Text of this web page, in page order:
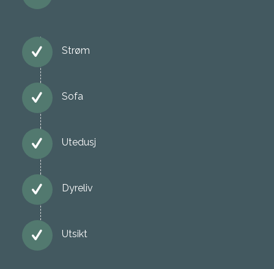
Strøm
Sofa
Utedusj
Dyreliv
Utsikt